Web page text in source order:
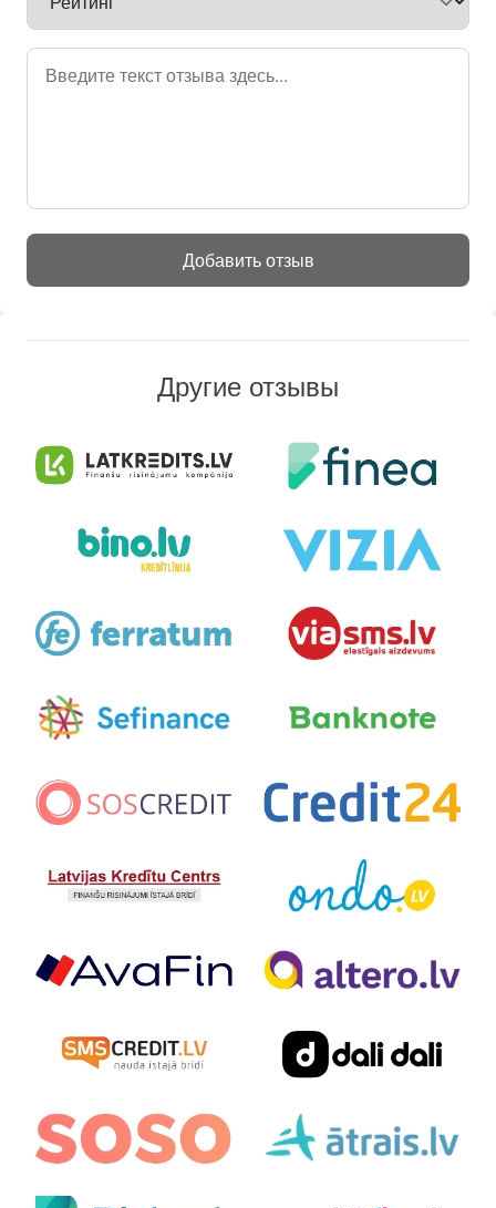
Добавить отзыв
Другие отзывы